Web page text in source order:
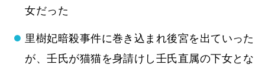
女だった
里樹妃暗殺事件に巻き込まれ後宮を出ていった
が、壬氏が猫猫を身請けし壬氏直属の下女とな